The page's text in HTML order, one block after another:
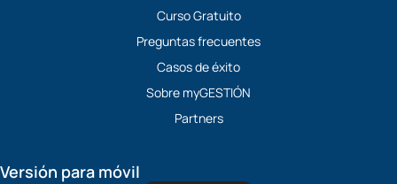
Curso Gratuito
Preguntas frecuentes
Casos de éxito
Sobre myGESTIÓN
Partners
Versión para móvil